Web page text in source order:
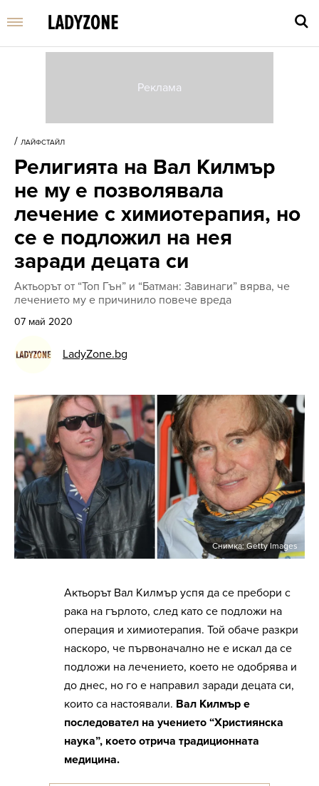
/ ЛАЙФСТАЙЛ
Религията на Вал Килмър
не му е позволявала
лечение с химиотерапия, но
се е подложил на нея
заради децата си
Актьорът от “Топ Гън” и “Батман: Завинаги” вярва, че
лечението му е причинило повече вреда
07 май 2020
LadyZone.bg
Снимка: Getty Images
Актьорът Вал Килмър успя да се пребори с
рака на гърлото, след като се подложи на
операция и химиотерапия. Той обаче разкри
наскоро, че първоначално не е искал да се
подложи на лечението, което не одобрява и
до днес, но го е направил заради децата си,
които са настоявали. Вал Килмър е
последовател на учението “Християнска
наука”, което отрича традиционната
медицина.